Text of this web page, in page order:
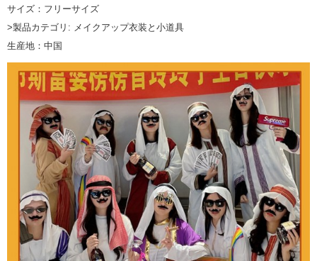
サイズ：フリーサイズ
>製品カテゴリ: メイクアップ衣装と小道具
生産地：中国